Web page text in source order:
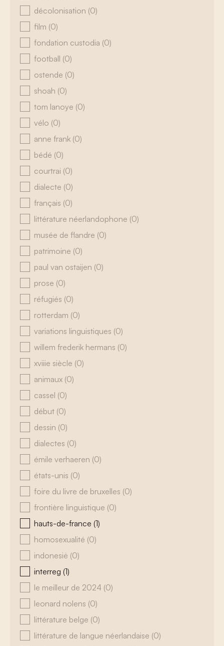
décolonisation (0)
film (0)
fondation custodia (0)
football (0)
ostende (0)
shoah (0)
tom lanoye (0)
vélo (0)
anne frank (0)
bédé (0)
courtrai (0)
dialecte (0)
français (0)
littérature néerlandophone (0)
musée de flandre (0)
patrimoine (0)
paul van ostaijen (0)
prose (0)
réfugiés (0)
rotterdam (0)
variations linguistiques (0)
willem frederik hermans (0)
xviiie siècle (0)
animaux (0)
cassel (0)
début (0)
dessin (0)
dialectes (0)
émile verhaeren (0)
états-unis (0)
foire du livre de bruxelles (0)
frontière linguistique (0)
hauts-de-france (1)
homosexualité (0)
indonesië (0)
interreg (1)
le meilleur de 2024 (0)
leonard nolens (0)
littérature belge (0)
littérature de langue néerlandaise (0)